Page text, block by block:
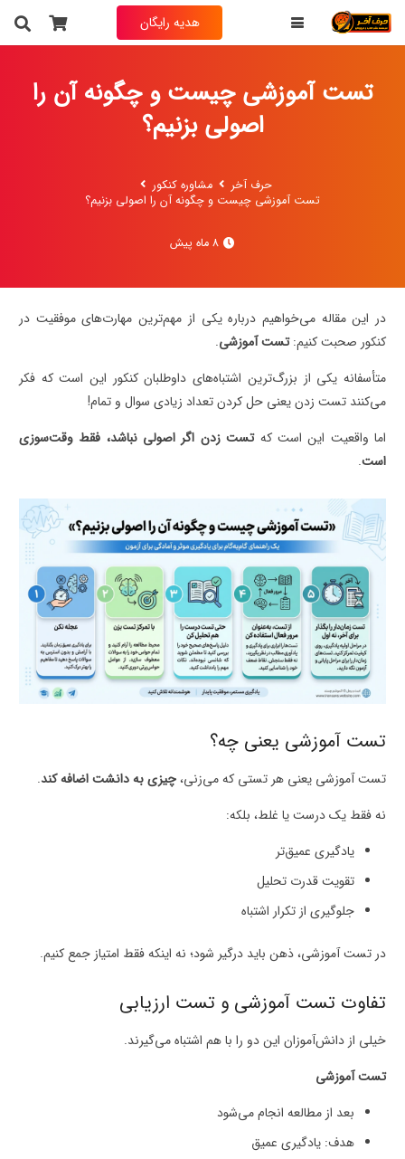
هدیه رایگان
تست آموزشی چیست و چگونه آن را
اصولی بزنیم؟
حرف آخر
مشاوره کنکور
تست آموزشی چیست و چگونه آن را اصولی بزنیم؟
8 ماه پیش
در این مقاله می‌خواهیم درباره یکی از مهم‌ترین مهارت‌های موفقیت در
کنکور صحبت کنیم:تست آموزشی.
متأسفانه یکی از بزرگ‌ترین اشتباه‌های داوطلبان کنکور این است که فکر
می‌کنند تست زدن یعنی حل کردن تعداد زیادی سوال و تمام!
اما واقعیت این است کهتست زدن اگر اصولی نباشد، فقط وقت‌سوزی
است.
تست آموزشی یعنی چه؟
تست آموزشی یعنی هر تستی که می‌زنی،چیزی به دانشت اضافه کند.
نه فقط یک درست یا غلط، بلکه:
یادگیری عمیق‌تر
تقویت قدرت تحلیل
جلوگیری از تکرار اشتباه
در تست آموزشی، ذهن باید درگیر شود؛ نه اینکه فقط امتیاز جمع کنیم.
تفاوت تست آموزشی و تست ارزیابی
خیلی از دانش‌آموزان این دو را با هم اشتباه می‌گیرند.
تست آموزشی
بعد از مطالعه انجام می‌شود
هدف: یادگیری عمیق